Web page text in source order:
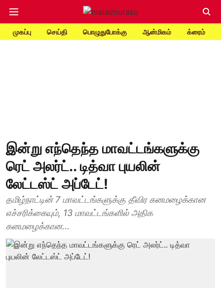
முகப்பு செய்தி பொழுதுபோக்கு ஆன்மிகம் க்ரைம்
இன்று எந்தெந்த மாவட்டங்களுக்கு
ரெட் அலர்ட்.. டித்வா புயலின்
லேட்டஸ்ட் அப்டேட்!
தமிழ்நாட்டின் 7 மாவட்டங்களுக்கு தீவிர கனமழைக்கான
எச்சரிக்கையும், 13 மாவட்டங்களில் அதிக
கனமழைக்கான...